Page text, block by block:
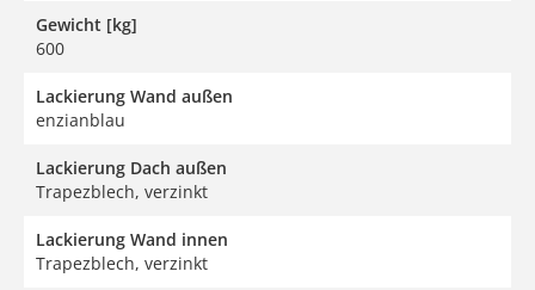
Gewicht [kg]
600
Lackierung Wand außen
enzianblau
Lackierung Dach außen
Trapezblech, verzinkt
Lackierung Wand innen
Trapezblech, verzinkt